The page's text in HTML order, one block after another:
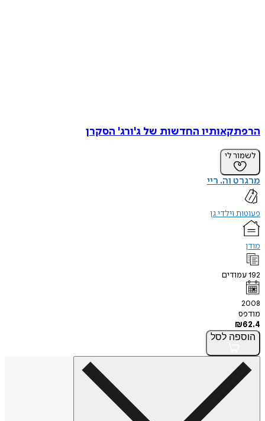
הרפתקאותיו החדשות של ג'ורג' הסקרן
לשמור לי
מרגרט וה. ריי
פעוטות וילדי גן
מודן
192עמודים
2008
מודפס
₪62.4
הוספה לסל